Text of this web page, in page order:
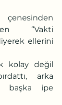
“Vakti
ellerini
arka
başka ipe